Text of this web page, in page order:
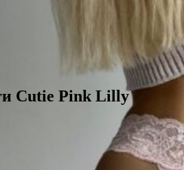
Cutie Pink Lilly